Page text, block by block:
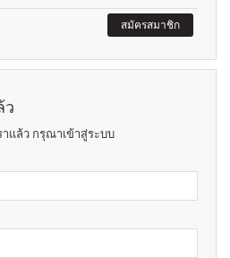
สมัครสมาชิก
ว
แล้ว กรุณาเข้าสู่ระบบ